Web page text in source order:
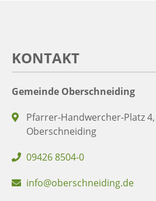
KONTAKT
Gemeinde Oberschneiding
Pfarrer-Handwercher-Platz
Oberschneiding
09426 8504-0
info@oberschneiding.de